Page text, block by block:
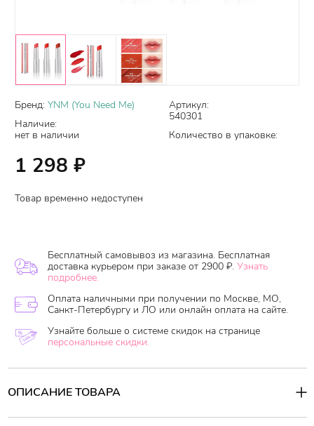
Бренд: YNM (You Need Me)
Наличие:
нет в наличии
Артикул:
540301
Количество в упаковке:
1 298 ₽
Товар временно недоступен
Бесплатный самовывоз из магазина. Бесплатная
доставка курьером при заказе от 2900 ₽. Узнать
подробнее.
Оплата наличными при получении по Москве, МО,
Санкт-Петербургу и ЛО или онлайн оплата на сайте.
Узнайте больше о системе скидок на странице
персональные скидки.
ОПИСАНИЕ ТОВАРА
Увлажняющий бальзам для губ с красным оттенком,